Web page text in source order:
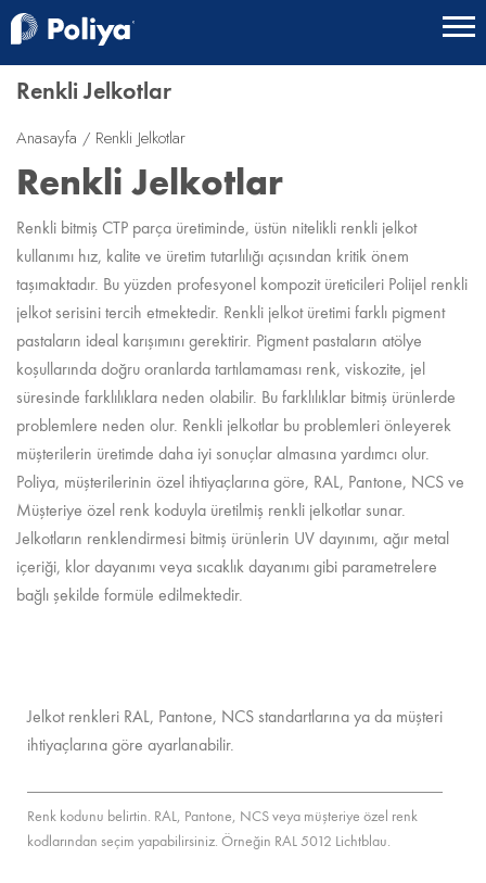
Renkli Jelkotlar
Anasayfa Renkli Jelkotlar
Renkli Jelkotlar
Renkli bitmiş CTP parça üretiminde, üstün nitelikli renkli jelkot
kullanımı hız, kalite ve üretim tutarlılığı açısından kritik önem
taşımaktadır. Bu yüzden profesyonel kompozit üreticileri Polijel renkli
jelkot serisini tercih etmektedir. Renkli jelkot üretimi farklı pigment
pastaların ideal karışımını gerektirir. Pigment pastaların atölye
koşullarında doğru oranlarda tartılamaması renk, viskozite, jel
süresinde farklılıklara neden olabilir. Bu farklılıklar bitmiş ürünlerde
problemlere neden olur. Renkli jelkotlar bu problemleri önleyerek
müşterilerin üretimde daha iyi sonuçlar almasına yardımcı olur.
Poliya, müşterilerinin özel ihtiyaçlarına göre, RAL, Pantone, NCS ve
Müşteriye özel renk koduyla üretilmiş renkli jelkotlar sunar.
Jelkotların renklendirmesi bitmiş ürünlerin UV dayınımı, ağır metal
içeriği, klor dayanımı veya sıcaklık dayanımı gibi parametrelere
bağlı şekilde formüle edilmektedir.
Jelkot renkleri RAL, Pantone, NCS standartlarına ya da müşteri
ihtiyaçlarına göre ayarlanabilir.
Renk kodunu belirtin. RAL, Pantone, NCS veya müşteriye özel renk
kodlarından seçim yapabilirsiniz. Örneğin RAL 5012 Lichtblau.